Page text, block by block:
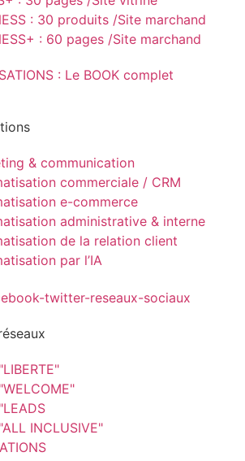
: 30 produits /Site marchand
: 60 pages /Site marchand
: Le BOOK complet
& communication
commerciale / CRM
e-commerce
administrative & interne
de la relation client
par l’IA
INCLUSIVE"